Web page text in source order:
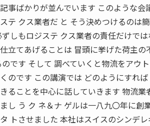
事ばかりが並んでいます このような
テ クス業者だ と そう決めつけるのは
ずしもロジステ クス業者の責任だけで
立てあげることは 冒頭に挙げた荷主
です そして 調べていくと物流をアウ
のです この講演では どのようにすれ
ることを中心に話していきます 物流
し う ク ネ＆ナ ゲルは一八九〇年に
トさせました 本社はスイスのシンデ